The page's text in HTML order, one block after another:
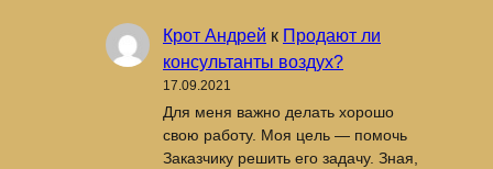
Крот Андрей к Продают ли
консультанты воздух?
17.09.2021
Для меня важно делать хорошо
свою работу. Моя цель — помочь
Заказчику решить его задачу. Зная,